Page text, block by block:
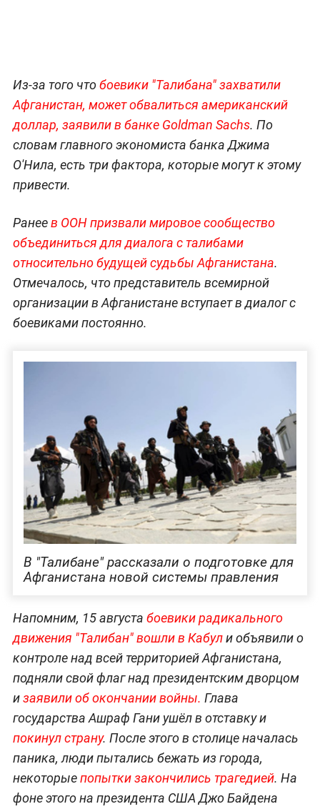
Из-за того чтобоевики "Талибана" захватили
Афганистан, может обвалиться американский
доллар, заявили в банке Goldman Sachs. По
словам главного экономиста банка Джима
О'Нила, есть три фактора, которые могут к этому
привести.
Ранеев ООН призвали мировое сообщество
объединиться для диалога с талибами
относительно будущей судьбы Афганистана.
Отмечалось, что представитель всемирной
организации в Афганистане вступает в диалог с
боевиками постоянно.
В "Талибане" рассказали о подготовке для
Афганистана новой системы правления
Напомним, 15 августа боевики радикального
движения "Талибан" вошли в Кабули объявили о
контроле над всей территорией Афганистана,
подняли свой флаг над президентским дворцом
изаявили об окончании войны. Глава
государства Ашраф Гани ушёл в отставку и
покинул страну. После этого в столице началась
паника, люди пытались бежать из города,
некоторыепопытки закончились трагедией. На
фоне этого на президента США Джо Байдена